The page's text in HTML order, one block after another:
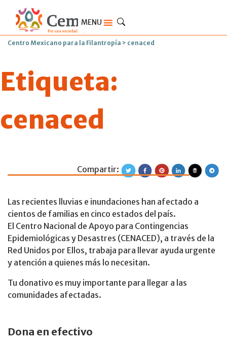
MENU
Centro Mexicano para la Filantropía > cenaced
Etiqueta:
cenaced
Ayudemos a las
Compartir:
Las recientes lluvias e inundaciones han afectado a
cientos de familias en cinco estados del país.
El Centro Nacional de Apoyo para Contingencias
Epidemiológicas y Desastres (CENACED), a través de la
Red Unidos por Ellos, trabaja para llevar ayuda urgente
y atención a quienes más lo necesitan.
Tu donativo es muy importante para llegar a las
comunidades afectadas.
Dona en efectivo